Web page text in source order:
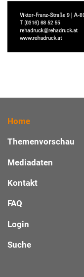
Home
Themenvorschau
Mediadaten
Kontakt
FAQ
Login
Suche